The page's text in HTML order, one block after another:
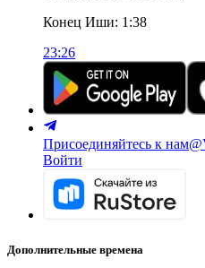
Конец Иши: 1:38
23:26
Присоединяйтесь к нам
Войти
Дополнительные времена